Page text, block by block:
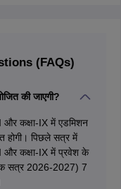
(FAQs)
की जाएगी?
और कक्षा-IX में एडमिशन
होगी। पिछले सत्र में
और कक्षा-IX में प्रवेश के
सत्र 2026-2027) 7